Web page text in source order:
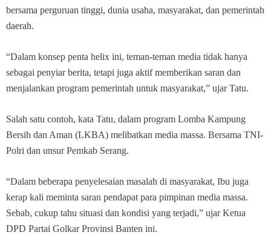
bersama perguruan tinggi, dunia usaha, masyarakat, dan pemerintah
daerah.
“Dalam konsep penta helix ini, teman-teman media tidak hanya
sebagai penyiar berita, tetapi juga aktif memberikan saran dan
menjalankan program pemerintah untuk masyarakat,” ujar Tatu.
Salah satu contoh, kata Tatu, dalam program Lomba Kampung
Bersih dan Aman (LKBA) melibatkan media massa. Bersama TNI-
Polri dan unsur Pemkab Serang.
“Dalam beberapa penyelesaian masalah di masyarakat, Ibu juga
kerap kali meminta saran pendapat para pimpinan media massa.
Sebab, cukup tahu situasi dan kondisi yang terjadi,” ujar Ketua
DPD Partai Golkar Provinsi Banten ini.